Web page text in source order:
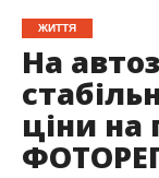
ЖИТТЯ
На
ціни на